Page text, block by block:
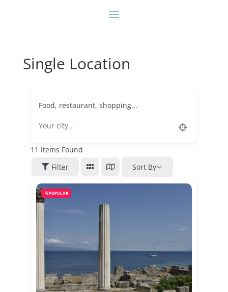
Single Location
Food, restaurant, shopping...
11 Items Found
Filter
Sort By
POPULAR